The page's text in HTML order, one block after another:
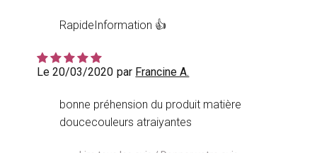
RapideInformation 👍
Le 20/03/2020 par Francine A.
bonne préhension du produit matière
doucecouleurs atraiyantes